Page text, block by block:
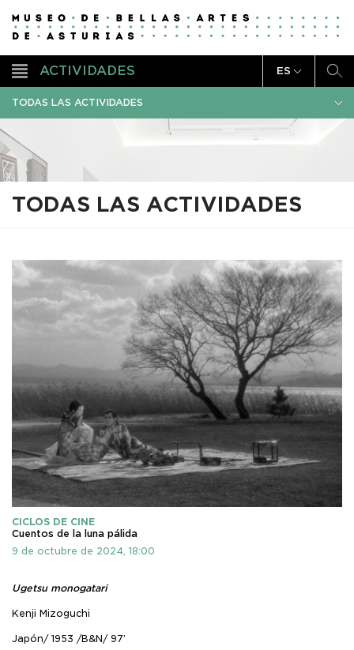
ACTIVIDADES ES
TODAS LAS ACTIVIDADES
TODAS LAS ACTIVIDADES
CICLOS DE CINE
Cuentos de la luna pálida
9 de octubre de 2024, 18:00
Ugetsu monogatari
Kenji Mizoguchi
Japón/ 1953 /B&N/ 97’